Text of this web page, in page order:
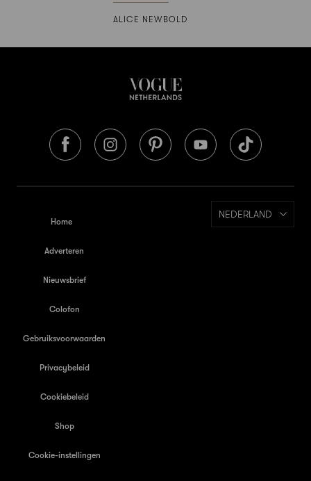
ALICE NEWBOLD
Home
Adverteren
Nieuwsbrief
Colofon
Gebruiksvoorwaarden
Privacybeleid
Cookiebeleid
Shop
Cookie-instellingen
NEDERLAND